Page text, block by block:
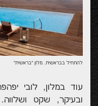
להתחיל בבראשית. מלון "בראשית"
עוד במלון, לובי
ובעיקר, שקט